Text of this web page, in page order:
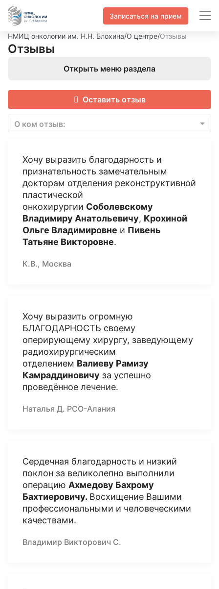
Записаться на прием
НМИЦ онкологии им. Н.Н. Блохина/О центре/Отзывы
Отзывы
Открыть меню раздела
Оставить отзыв
О ком отзыв:
Хочу выразить благодарность и
признательность замечательным
докторам отделения реконструктивной
пластической
онкохирургии Соболевскому
Владимиру Анатольевичу, Крохиной
Ольге Владимировне и Пивень
Татьяне Викторовне.
К.В., Москва
Хочу выразить огромную
БЛАГОДАРНОСТЬ своему
оперирующему хирургу, заведующему
радиохирургическим
отделением Валиеву Рамизу
Камраддиновичу за успешно
проведённое лечение.
Наталья Д. РСО-Алания
Сердечная благодарность и низкий
поклон за великолепно выполнили
операцию Ахмедову Бахрому
Бахтиеровичу. Восхищение Вашими
профессиональными и человеческими
качествами.
Владимир Викторович С.